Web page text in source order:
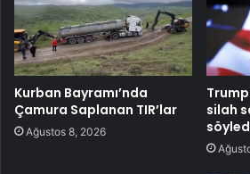
Kurban Bayramı’nda
Çamura Saplanan TIR’lar
Ağustos 8, 2026
silah